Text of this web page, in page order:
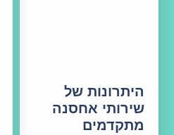
היתרונות של
שירותי אחסנה
מתקדמים